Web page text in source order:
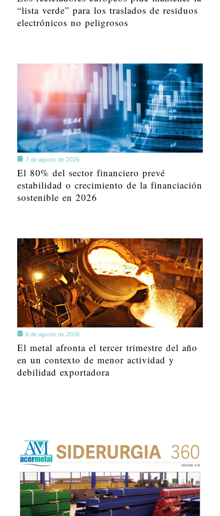
“lista verde” para los traslados de residuos
electrónicos no peligrosos
7 de agosto de 2026
El 80% del sector financiero prevé
estabilidad o crecimiento de la financiación
sostenible en 2026
6 de agosto de 2026
El metal afronta el tercer trimestre del año
en un contexto de menor actividad y
debilidad exportadora